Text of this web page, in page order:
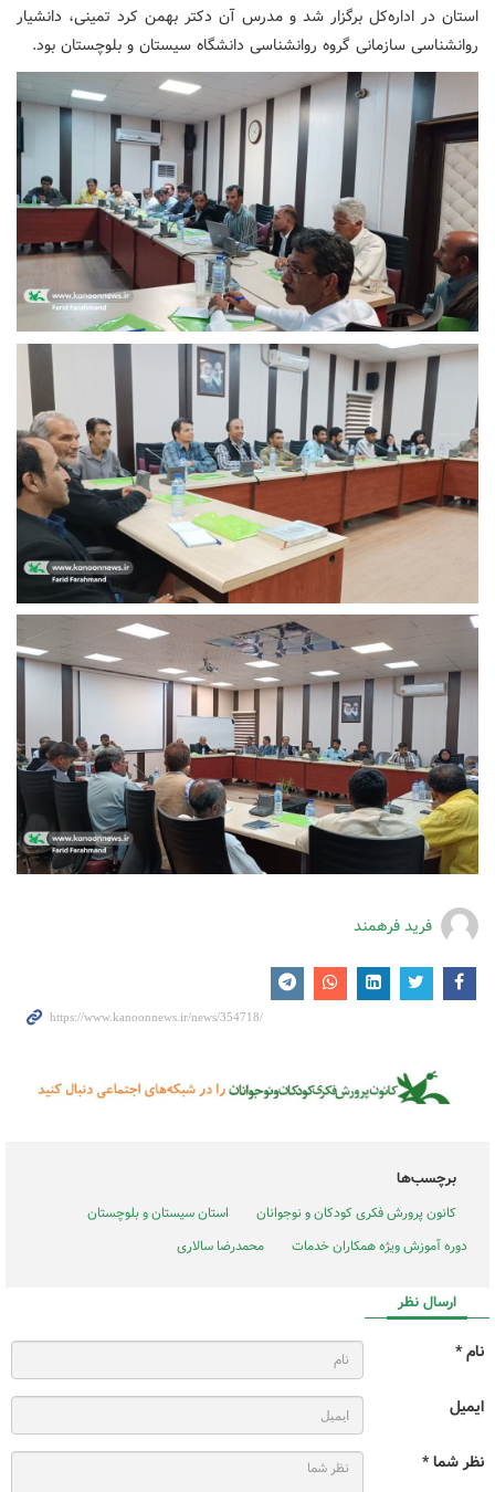
استان در اداره‌کل برگزار شد و مدرس آن دکتر بهمن کرد تمینی، دانشیار
روانشناسی سازمانی گروه روانشناسی دانشگاه سیستان و بلوچستان بود.
فرید فرهمند
برچسب‌ها
کانون پرورش فکری کودکان و نوجوانان
استان سیستان و بلوچستان
دوره آموزش ویژه همکاران خدمات
محمدرضا سالاری
ارسال نظر
نام *
ایمیل
نظر شما *